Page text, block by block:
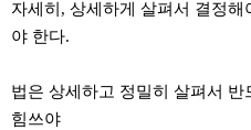
자세히, 상세하게 살펴서 결정
야 한다.
법은 상세하고 정밀히 살펴서
힘쓰야